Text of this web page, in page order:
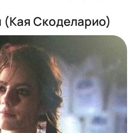
Скоделарио)